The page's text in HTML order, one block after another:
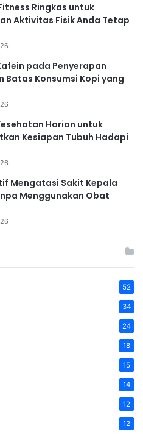
Ringkas untuk
Aktivitas Fisik Anda Tetap
pada Penyerapan
Batas Konsumsi Kopi yang
Harian untuk
Kesiapan Tubuh Hadapi
Mengatasi Sakit Kepala
Menggunakan Obat
52
34
24
18
15
14
12
12